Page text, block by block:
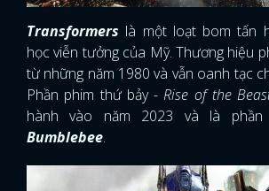
Transformers là một loạt bom tấn
học viễn tưởng của Mỹ. Thương hiệu
từ những năm 1980 và vẫn oanh tạc
Phần phim thứ bảy -Rise of the
hành vào năm 2023 và là
Bumblebee.